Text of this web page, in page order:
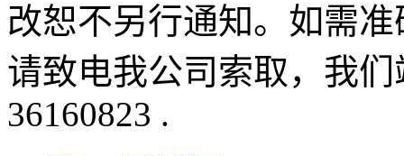
改恕不另行通知。如需
请致电我公司索取，我
36160823 .